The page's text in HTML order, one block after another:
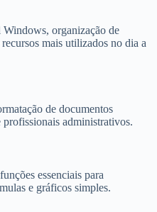
Windows, organização de
mais utilizados no dia a
de documentos
profissionais administrativos.
essenciais para
e gráficos simples.